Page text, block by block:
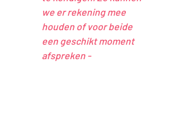
we er rekening mee
houden of voor beide
een geschikt moment
afspreken -